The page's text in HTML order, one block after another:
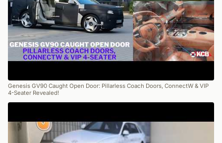
Genesis GV90 Caught Open Door: Pillarless Coach Doors, ConnectW & VIP
4-Seater Revealed!